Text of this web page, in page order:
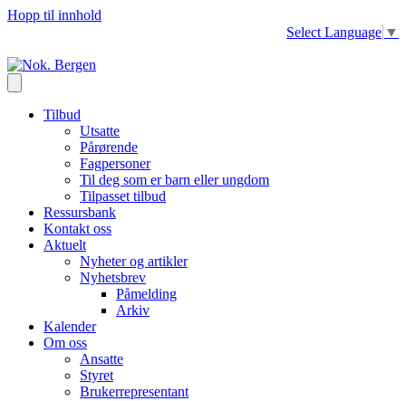
Hopp til innhold
Select Language ▼
Tilbud
Utsatte
Pårørende
Fagpersoner
Til deg som er barn eller ungdom
Tilpasset tilbud
Ressursbank
Kontakt oss
Aktuelt
Nyheter og artikler
Nyhetsbrev
Påmelding
Arkiv
Kalender
Om oss
Ansatte
Styret
Brukerrepresentant